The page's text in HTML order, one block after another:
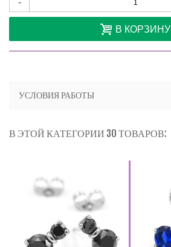
-
В КОРЗИНУ
УСЛОВИЯ РАБОТЫ
В ЭТОЙ КАТЕГОРИИ 30 ТОВАРОВ: